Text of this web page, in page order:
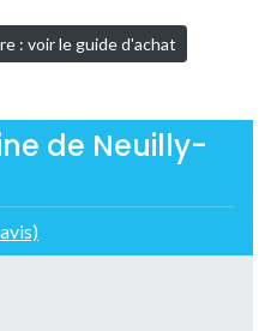
: voir le guide d'achat
de Neuilly-